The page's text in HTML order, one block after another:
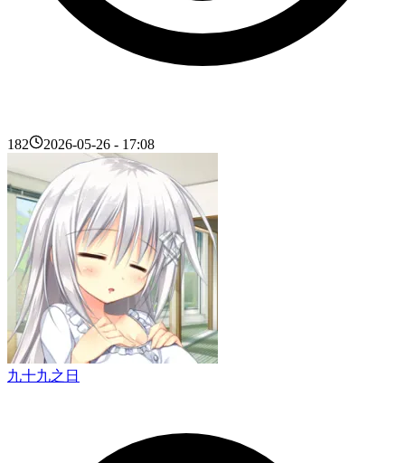
182 2026-05-26 - 17:08
九十九之日